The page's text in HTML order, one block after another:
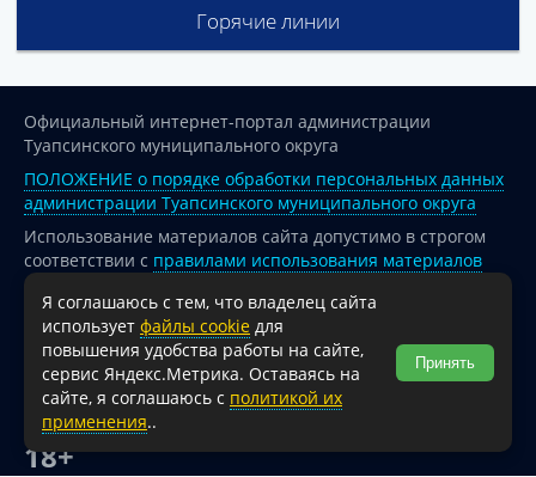
Горячие линии
Официальный интернет-портал администрации
Туапсинского муниципального округа
ПОЛОЖЕНИЕ о порядке обработки персональных данных
администрации Туапсинского муниципального округа
Использование материалов сайта допустимо в строгом
соответствии с правилами использования материалов
опубликованных на сайте
При перепечатке и использовании информации ссылка
на источник обязательна.
Для сайтов и страниц сети Интернет обязательна
активная гиперссылка на официальный интернет-портал
администрации Туапсинского муниципального округа.
18+
Я соглашаюсь с тем, что владелец сайта
использует файлы cookie для
повышения удобства работы на сайте,
сервис Яндекс.Метрика. Оставаясь на
сайте, я соглашаюсь с политикой их
применения..
Принять